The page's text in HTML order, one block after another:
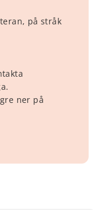
på stråk
ner på